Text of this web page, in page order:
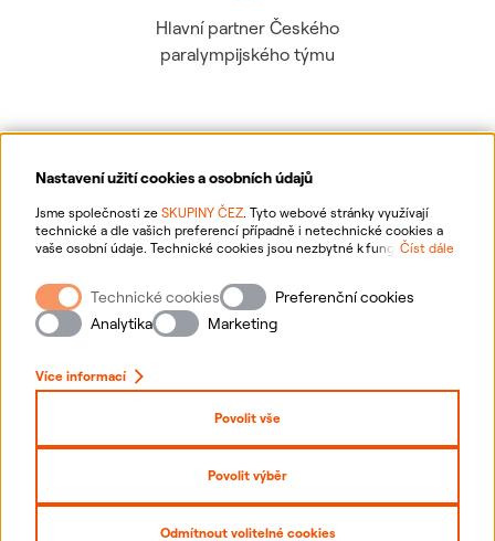
Nastavení užití cookies a osobních údajů
Jsme společnosti ze SKUPINY ČEZ. Tyto webové stránky využívají
technické a dle vašich preferencí případně i netechnické cookies a
vaše osobní údaje. Technické cookies jsou nezbytné k fungování
webové stránky vašim preferencím, k personalizaci reklam a analytice.
Pro sběr a zpracování netechnických cookies a vašich osobních údajů
nám můžete udělit souhlas. Bližší informace o vašich právech,
zpracování osobních údajů, včetně možnosti odvolání udělených
Číst dále
Technické cookies
Preferenční cookies
Analytika
Marketing
Více informací
Povolit vše
Povolit výběr
Odmítnout volitelné cookies
Hlavní partner Českého
paralympijského týmu
Ochrana osobních údajů
Informace o webu
Nastavení cookies
Přihlásit se
Prohlášení o přístupnosti